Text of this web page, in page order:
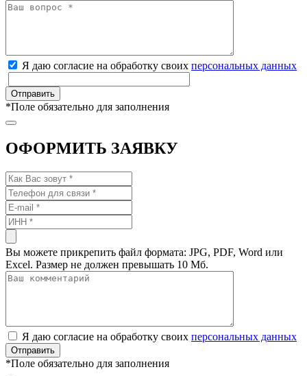
Я даю согласие на обработку своих персональных данных
*Поле обязательно для заполнения
ОФОРМИТЬ ЗАЯВКУ
Вы можете прикрепить файл формата: JPG, PDF, Word или
Excel. Размер не должен превышать 10 Мб.
Я даю согласие на обработку своих персональных данных
*Поле обязательно для заполнения